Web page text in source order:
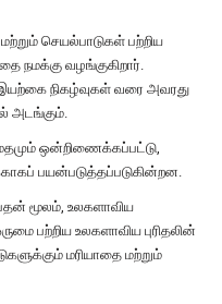
செயல்பாடுகள் பற்றிய
நமக்கு வழங்குகிறார்.
நிகழ்வுகள் வரை அவரது
அடங்கும்.
ஒன்றிணைக்கப்பட்டு,
பயன்படுத்தப்படுகின்றன.
மூலம், உலகளாவிய
பற்றிய உலகளாவிய புரிதலின்
மரியாதை மற்றும்